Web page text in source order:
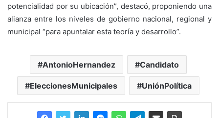
potencialidad por su ubicación”, destacó, proponiendo una
alianza entre los niveles de gobierno nacional, regional y
municipal “para apuntalar esta teoría y desarrollo”.
AntonioHernandez Candidato
EleccionesMunicipales UniónPolítica